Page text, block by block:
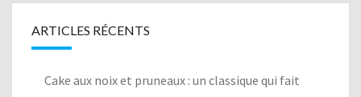
ARTICLES RÉCENTS
Cake aux noix et pruneaux : un classique qui fait